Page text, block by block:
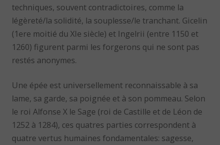
techniques, souvent contradictoires, comme la
légèreté/la solidité, la souplesse/le tranchant. Gicelin
(1ere moitié du XIe siècle) et Ingelrii (entre 1150 et
1260) figurent parmi les forgerons qui ne sont pas
restés anonymes.
Une épée est universellement reconnaissable à sa
lame, sa garde, sa poignée et à son pommeau. Selon
le roi Alfonse X le Sage (roi de Castille et de Léon de
1252 à 1284), ces quatres parties correspondent à
quatre vertus humaines fondamentales: sagesse,